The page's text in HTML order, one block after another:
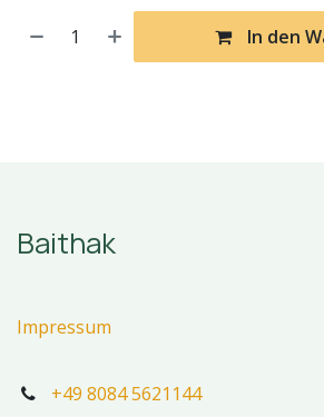
In den
Baithak
Impressum
+49 8084 5621144